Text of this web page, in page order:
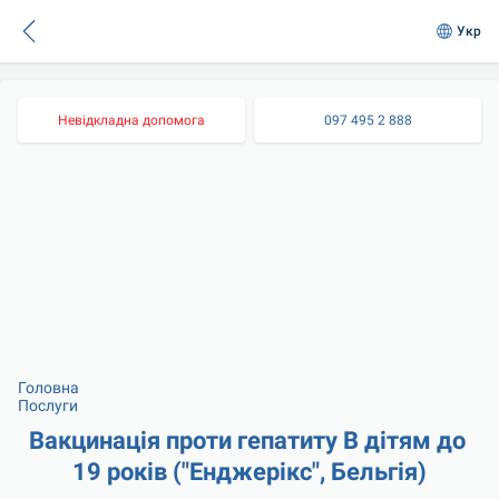
Укр
Невідкладна допомога 097 495 2 888
Головна
Послуги
Вакцинація проти гепатиту В дітям до
19 років ("Енджерікс", Бельгія)